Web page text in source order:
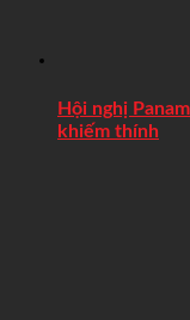
Hội nghị
khiếm thính